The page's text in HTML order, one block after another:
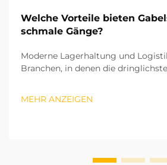
Welche Vorteile bieten
schmale Gänge?
Moderne Lagerhaltung und
Branchen, in denen die
(2D-)Lagersystemen, die die Höhe
MEHR ANZEIGEN